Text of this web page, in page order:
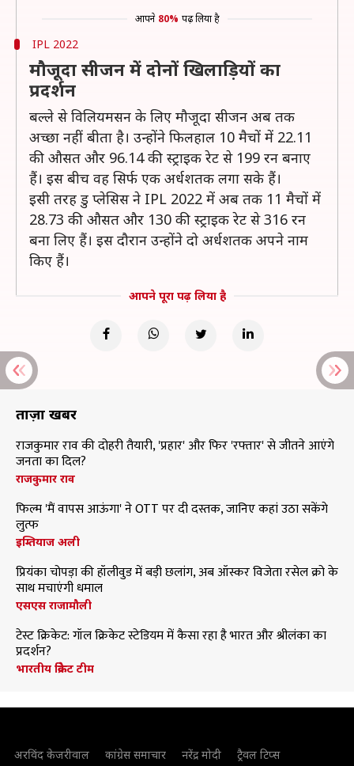
आपने 80% पढ़ लिया है
IPL 2022
मौजूदा सीजन में दोनों खिलाड़ियों का
प्रदर्शन
बल्ले से विलियमसन के लिए मौजूदा सीजन अब तक
अच्छा नहीं बीता है। उन्होंने फिलहाल 10 मैचों में 22.11
की औसत और 96.14 की स्ट्राइक रेट से 199 रन बनाए
हैं। इस बीच वह सिर्फ एक अर्धशतक लगा सके हैं।
इसी तरह डु प्लेसिस ने IPL 2022 में अब तक 11 मैचों में
28.73 की औसत और 130 की स्ट्राइक रेट से 316 रन
बना लिए हैं। इस दौरान उन्होंने दो अर्धशतक अपने नाम
किए हैं।
आपने पूरा पढ़ लिया है
ताज़ा खबरें
राजकुमार राव की दोहरी तैयारी, 'प्रहार' और फिर 'रफ्तार' से जीतने आएंगे
जनता का दिल?
राजकुमार राव
फिल्म 'मैं वापस आऊंगा' ने OTT पर दी दस्तक, जानिए कहां उठा सकेंगे
लुत्फ
इम्तियाज अली
प्रियंका चोपड़ा की हॉलीवुड में बड़ी छलांग, अब ऑस्कर विजेता रसेल क्रो के
साथ मचाएंगी धमाल
एसएस राजामौली
टेस्ट क्रिकेट: गॉल क्रिकेट स्टेडियम में कैसा रहा है भारत और श्रीलंका का
प्रदर्शन?
भारतीय क्रिकेट टीम
अरविंद केजरीवाल कांग्रेस समाचार नरेंद्र मोदी ट्रैवल टिप्स